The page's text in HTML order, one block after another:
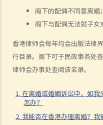
阁下的配偶不同意离婚；
阁下与配偶无法就子女
香港律师会每年均会出版法律
行目录。阁下可于民政事务处
律师会办事处查阅该名录。
1. 在离婚或婚姻诉讼中，如
怎办？
2. 我能否在香港办理离婚？我
F. 与非香港居民结婚
A. 香港居民与海外人士结婚（
B. 香港永久居民与内地人士结婚
C. 在港就业／就读的海外或中
G. 已婚人士享有的福利与权益
B. 供养父母及供养祖父母或外
H. 重婚